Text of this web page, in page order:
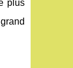
plus